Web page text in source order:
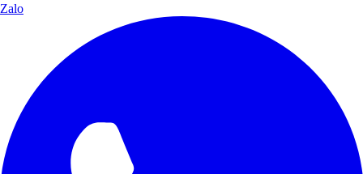
Zalo